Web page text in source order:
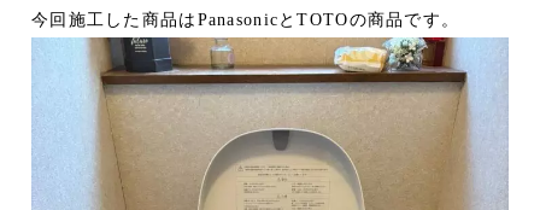
今回施工した商品はPanasonicとTOTOの商品です。